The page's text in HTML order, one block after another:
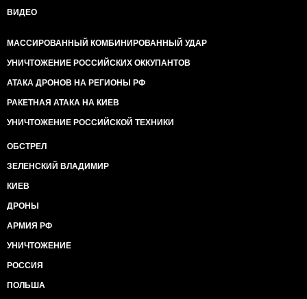
ВИДЕО
МАССИРОВАННЫЙ КОМБИНИРОВАННЫЙ УДАР
УНИЧТОЖЕНИЕ РОССИЙСКИХ ОККУПАНТОВ
АТАКА ДРОНОВ НА РЕГИОНЫ РФ
РАКЕТНАЯ АТАКА НА КИЕВ
УНИЧТОЖЕНИЕ РОССИЙСКОЙ ТЕХНИКИ
ОБСТРЕЛ
ЗЕЛЕНСКИЙ ВЛАДИМИР
КИЕВ
ДРОНЫ
АРМИЯ РФ
УНИЧТОЖЕНИЕ
РОССИЯ
ПОЛЬША